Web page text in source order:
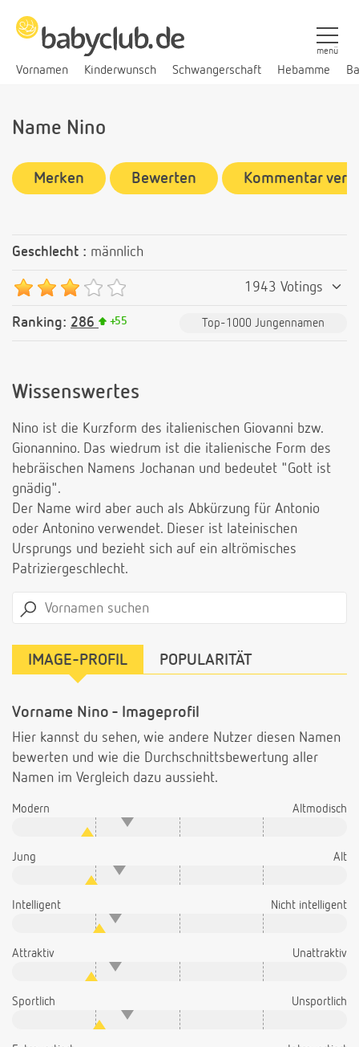
Vornamen Kinderwunsch Schwangerschaft Hebamme
menü
Name Nino
Merken Bewerten Kommentar
Geschlecht : männlich
1943 Votings
Ranking: 286 +55 Top-1000 Jungennamen
Wissenswertes
Nino ist die Kurzform des italienischen Giovanni bzw.
Gionannino. Das wiedrum ist die italienische Form des
hebräischen Namens Jochanan und bedeutet "Gott ist
gnädig".
Der Name wird aber auch als Abkürzung für Antonio
oder Antonino verwendet. Dieser ist lateinischen
Ursprungs und bezieht sich auf ein altrömisches
Patriziergeschlecht.
IMAGE-PROFIL POPULARITÄT
Vorname Nino - Imageprofil
Hier kannst du sehen, wie andere Nutzer diesen Namen
bewerten und wie die Durchschnittsbewertung aller
Namen im Vergleich dazu aussieht.
Modern Altmodisch
Jung Alt
Intelligent Nicht intelligent
Attraktiv Unattraktiv
Sportlich Unsportlich